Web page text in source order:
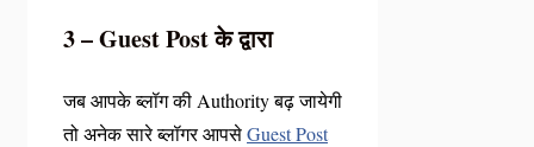
3 – Guest Post के द्वारा
जब आपके ब्लॉग की Authority बढ़ जायेगी
तो अनेक सारे ब्लॉगर आपसेGuest Post